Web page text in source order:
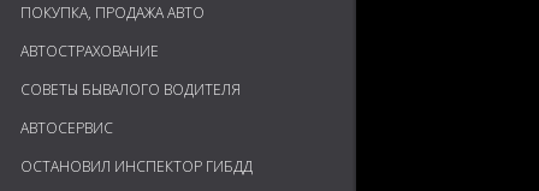
ПОКУПКА, ПРОДАЖА АВТО
АВТОСТРАХОВАНИЕ
СОВЕТЫ БЫВАЛОГО ВОДИТЕЛЯ
АВТОСЕРВИС
ОСТАНОВИЛ ИНСПЕКТОР ГИБДД